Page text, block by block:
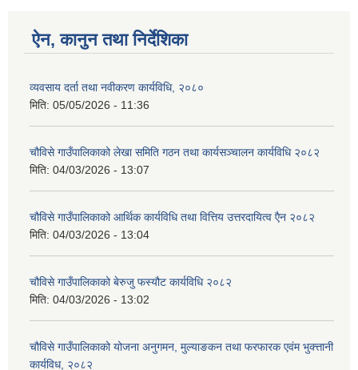
ऐन, कानुन तथा निर्देशिका
व्यवसाय दर्ता तथा नवीकरण कार्यविधि, २०८०
मिति: 05/05/2026 - 11:36
चौविसे गाउँपालिकाको लेखा समिति गठन तथा कार्यसञ्चालन कार्यविधि २०८२
मिति: 04/03/2026 - 13:07
चौविसे गाउँपालिकाको आर्थिक कार्यविधि तथा वित्तिय उत्तरदायित्व एैन २०८२
मिति: 04/03/2026 - 13:04
चौविसे गाउँपालिकाको बेरुजु फस्यौट कार्यविधि २०८२
मिति: 04/03/2026 - 13:02
चौविसे गाउँपालिकाको योजना अनुगमन, मुल्याङकन तथा फरफारक एवंम भुक्त्तानी
कार्यविध, २०८२